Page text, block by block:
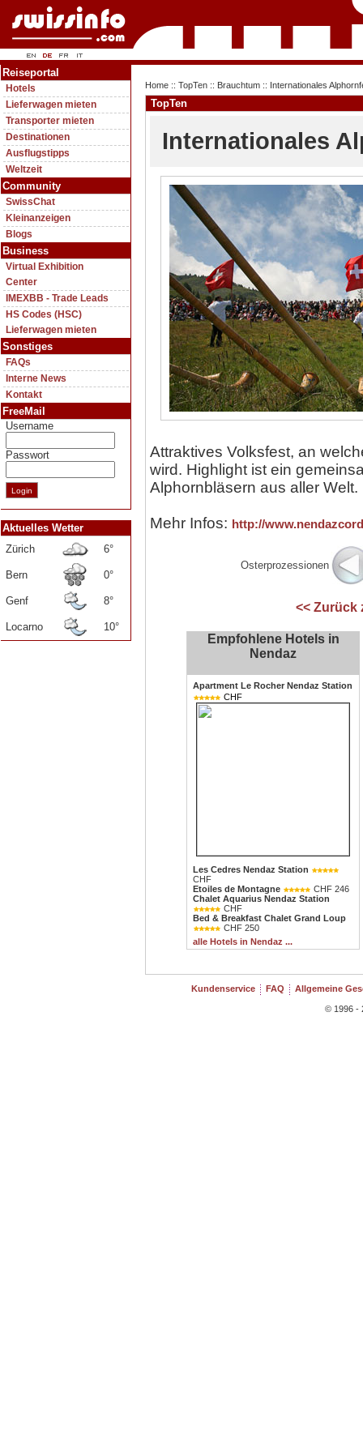
Reiseportal
Hotels
Lieferwagen mieten
Transporter mieten
Destinationen
Ausflugstipps
Weltzeit
Community
SwissChat
Kleinanzeigen
Blogs
Business
Virtual Exhibition
Center
IMEXBB - Trade Leads
HS Codes (HSC)
Lieferwagen mieten
Sonstiges
FAQs
Interne News
Kontakt
FreeMail
Username
Passwort
Aktuelles Wetter
Zürich
6°
Bern 0°
Genf 8°
Locarno 10°
Home :: TopTen :: Brauchtum :: Internationales
TopTen
Internationales
Attraktives Volksfest, an
wird. Highlight ist ein
Alphornbläsern aus aller Welt.
Mehr Infos: http://
Osterprozessionen
<< Zurück
Empfohlene Hotels in
Nendaz
Apartment Le Rocher Nendaz Station
CHF
Les Cedres Nendaz Station
CHF
Etoiles de Montagne
CHF 246
Chalet Aquarius Nendaz Station
CHF
Bed & Breakfast Chalet Grand Loup
CHF 250
alle Hotels in Nendaz ...
Kundenservice FAQ Allgemeine
© 1996 -